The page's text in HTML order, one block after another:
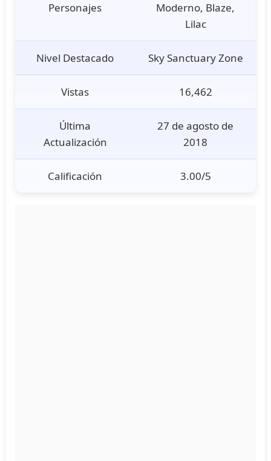
Personajes
Moderno, Blaze,
Lilac
Nivel Destacado Sky Sanctuary Zone
Vistas 16,462
Última
Actualización
27 de agosto de
2018
Calificación 3.00/5